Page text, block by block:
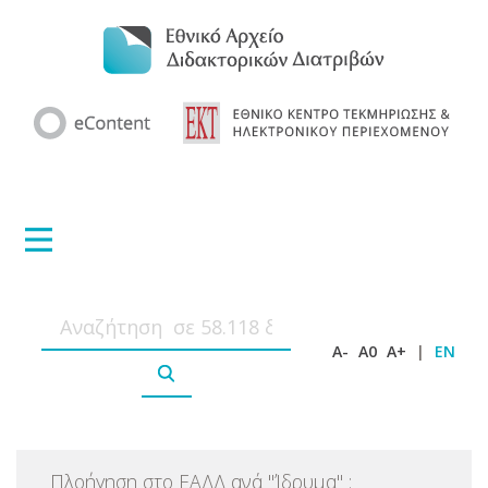
A- A0 A+ | EN
Πλοήγηση στο ΕΑΔΔ ανά "Ίδρυμα" :